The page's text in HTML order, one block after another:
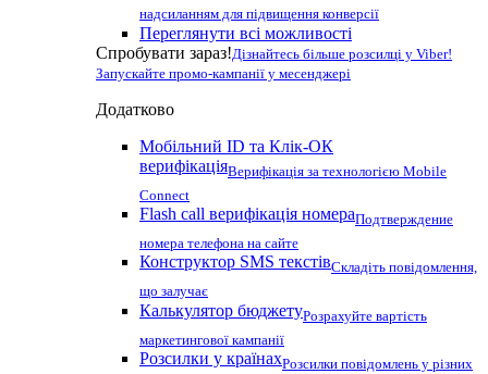
надсиланням для підвищення конверсії
Переглянути всі можливості
Спробувати зараз!Дізнайтесь більше розсилці у Viber!
Запускайте промо-кампанії у месенджері
Додатково
Мобільний ID та Клік-ОК
верифікаціяВерифікація за технологією Mobile
Connect
Flash call верифікація номераПодтверждение
номера телефона на сайте
Конструктор SMS текстівСкладіть повідомлення,
що залучає
Калькулятор бюджетуРозрахуйте вартість
маркетингової кампанії
Розсилки у країнахРозсилки повідомлень у різних